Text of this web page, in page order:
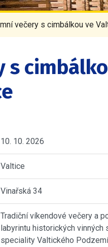
večery s cimbálkou ve
s
10. 10. 2026
Valtice
Vinařská 34
Tradiční víkendové večery a
labyrintu historických vinných
speciality Valtického